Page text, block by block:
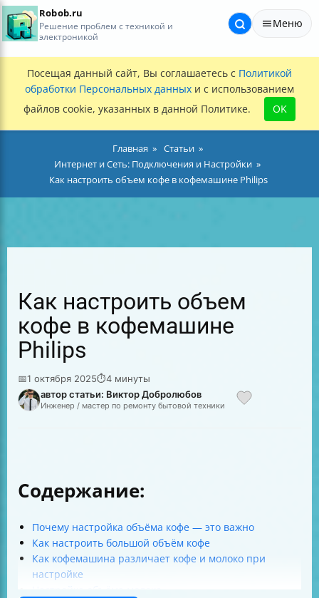
Robob.ru
Решение проблем с техникой и
электроникой
Меню
Посещая данный сайт, Вы соглашаетесь с Политикой
обработки Персональных данных и с использованием
файлов cookie, указанных в данной Политике.
OK
Главная
Статьи
Интернет и Сеть: Подключения и Настройки
Как настроить объем кофе в кофемашине Philips
Как настроить объем
кофе в кофемашине
Philips
📅1 октября 2025⏱4 минуты
автор статьи: Виктор Добролюбов
Инженер / мастер по ремонту бытовой техники
Содержание:
Почему настройка объёма кофе — это важно
Как настроить большой объём кофе
Как кофемашина различает кофе и молоко при
настройке